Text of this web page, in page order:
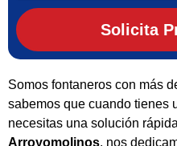
Solicita
Somos fontaneros con más
sabemos que cuando tienes
necesitas una solución
Arroyomolinos, nos